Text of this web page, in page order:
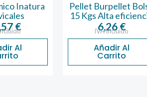
Inatura
€
Al
Pellet Burpellet
15 Kgs Alta
6,26€
IVA incluido
Añadir Al
Carrito